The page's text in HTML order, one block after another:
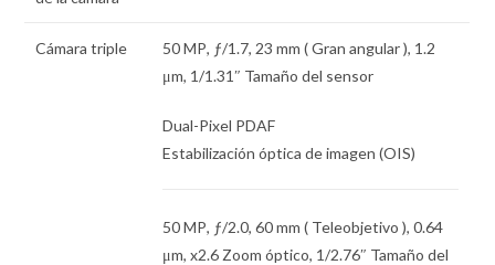
Cámara triple 50 MP, ƒ/1.7, 23 mm ( Gran angular ), 1.2
μm, 1/1.31″ Tamaño del sensor
Dual-Pixel PDAF
Estabilización óptica de imagen (OIS)
50 MP, ƒ/2.0,60 mm ( Teleobjetivo ),0.64
μm, x2.6 Zoom óptico, 1/2.76″ Tamaño del